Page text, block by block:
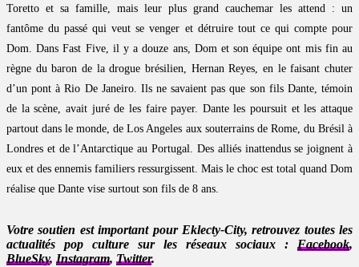
Toretto et sa famille, mais leur plus grand cauchemar les attend : un
fantôme du passé qui veut se venger et détruire tout ce qui compte pour
Dom. Dans Fast Five, il y a douze ans, Dom et son équipe ont mis fin au
règne du baron de la drogue brésilien, Hernan Reyes, en le faisant chuter
d’un pont à Rio De Janeiro. Ils ne savaient pas que son fils Dante, témoin
de la scène, avait juré de les faire payer. Dante les poursuit et les attaque
partout dans le monde, de Los Angeles aux souterrains de Rome, du Brésil à
Londres et de l’Antarctique au Portugal. Des alliés inattendus se joignent à
eux et des ennemis familiers ressurgissent. Mais le choc est total quand Dom
réalise que Dante vise surtout son fils de 8 ans.
Votre soutien est important pour Eklecty-City, retrouvez toutes les
actualités pop culture sur les réseaux sociaux : Facebook,
BlueSky, Instagram, Twitter.